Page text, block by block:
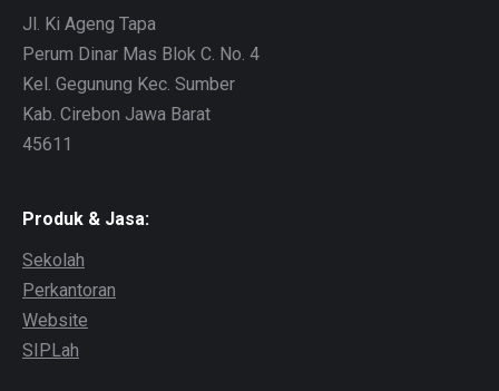
Jl. Ki Ageng Tapa
Perum Dinar Mas Blok C. No. 4
Kel. Gegunung Kec. Sumber
Kab. Cirebon Jawa Barat
45611
Produk & Jasa:
Sekolah
Perkantoran
Website
SIPLah